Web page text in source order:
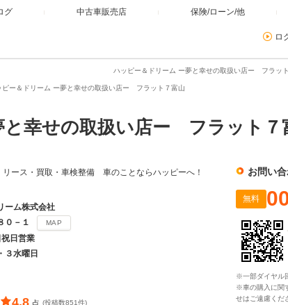
グ 中古車販売店 保険/ローン/他
ロ
ハッピー＆ドリーム ー夢と幸せの取扱い店ー フラッ
ピー＆ドリーム ー夢と幸せの取扱い店ー フラット７富山
幸せの取扱い店ー フラット７
ース・買取・車検整備 車のことならハッピーへ！
ーム株式会社
０－１ MAP
日営業
水曜日
4.8 (投稿数851件)
お問い
無料
※一部ダイヤル
※車の購入に関
せはご遠慮くだ